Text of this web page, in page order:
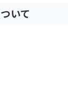
いて